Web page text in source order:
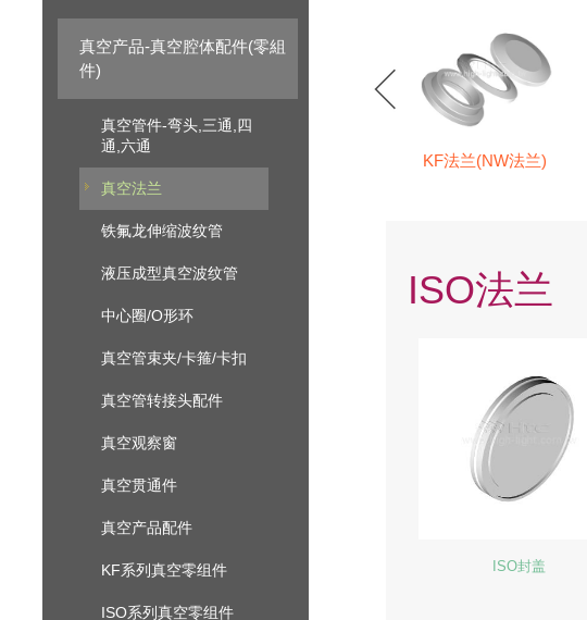
真空产品-真空腔体配件(零組
件)
真空管件-弯头,三通,四
通,六通
真空法兰
铁氟龙伸缩波纹管
液压成型真空波纹管
中心圈/O形环
真空管束夹/卡箍/卡扣
真空管转接头配件
真空观察窗
真空贯通件
真空产品配件
KF系列真空零组件
ISO系列真空零组件
KF法兰(NW法兰)
ISO法兰
ISO封盖